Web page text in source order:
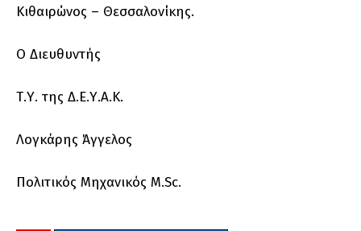
Κιθαιρώνος – Θεσσαλονίκης.
Ο Διευθυντής
Τ.Υ. της Δ.Ε.Υ.Α.Κ.
Λογκάρης Άγγελος
Πολιτικός Μηχανικός M.Sc.